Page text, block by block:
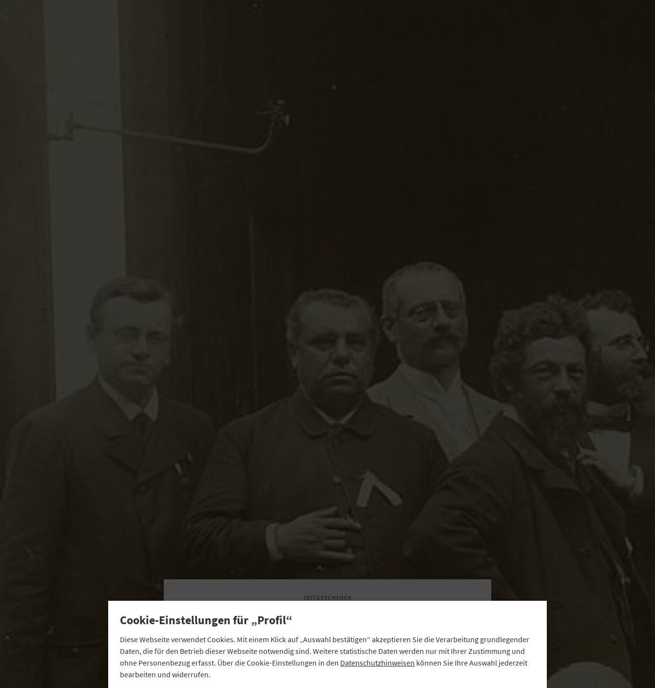
ZEITGESCHEHEN
„Seine bayerischen Dinge
selbst regeln“
Cookie-Einstellungen für „Profil“
Diese Webseite verwendet Cookies. Mit einem Klick auf „Auswahl bestätigen“ akzeptieren Sie die Verarbeitung grundlegender
Daten, die für den Betrieb dieser Webseite notwendig sind. Weitere statistische Daten werden nur mit Ihrer Zustimmung und
ohne Personenbezug erfasst. Über die Cookie-Einstellungen in den Datenschutzhinweisen können Sie Ihre Auswahl jederzeit
bearbeiten und widerrufen.